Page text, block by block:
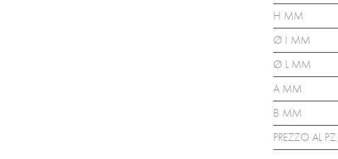
H MM
Ø I MM
Ø L MM
A MM
B MM
PREZZO AL PZ.